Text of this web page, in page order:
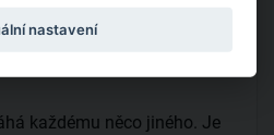
míčku, přes koordinaci,
že budete mít po hodině
každému něco jiného. Je
nastavení